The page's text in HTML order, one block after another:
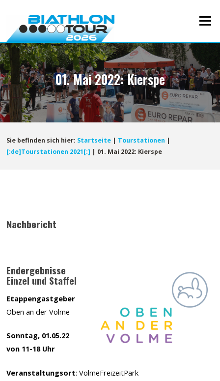
Inhalt
Menü
01. Mai 2022: Kierspe
Sie befinden sich hier: Startseite | Tourstationen |
[:de]Tourstationen 2021[:] | 01. Mai 2022: Kierspe
Nachbericht
Endergebnisse
Einzel und Staffel
Etappengastgeber
Oben an der Volme
Sonntag, 01.05.22
von 11-18 Uhr
Veranstaltungsort: VolmeFreizeitPark